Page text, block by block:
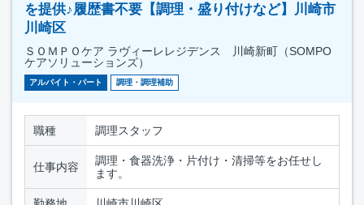
を提供♪履歴書不要【調理・盛り付けなど】川崎市
川崎区
ＳＯＭＰＯケア ラヴィーレレジデンス 川崎新町（SOMPO
ケアソリューションズ）
アルバイト・パート 調理・調理補助
職種 調理スタッフ
仕事内容
調理・食器洗浄・片付け・清掃等をお任せし
ます。